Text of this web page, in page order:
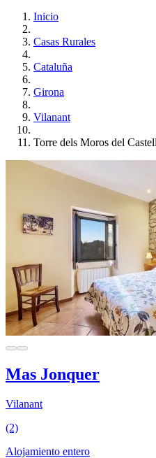
Inicio
Casas Rurales
Cataluña
Girona
Vilanant
Torre dels Moros del
Mas Jonquer
Vilanant
(2)
Alojamiento entero